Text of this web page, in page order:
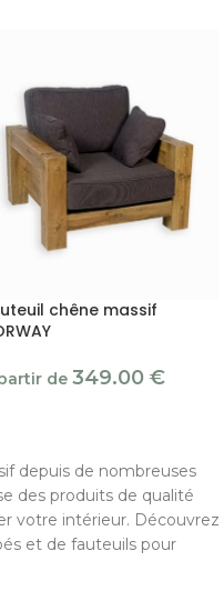
chêne massif
de 349.00 €
depuis de nombreuses
des produits de qualité
votre intérieur. Découvrez
et de fauteuils pour